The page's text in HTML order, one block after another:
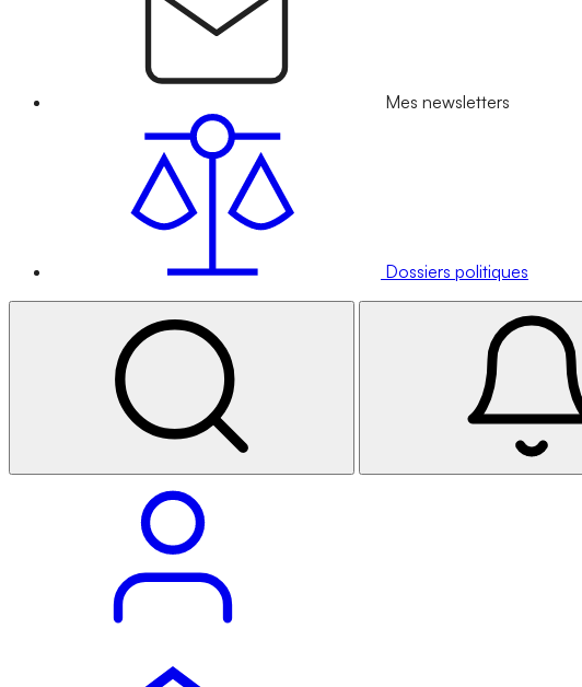
Mes newsletters
Dossiers politiques